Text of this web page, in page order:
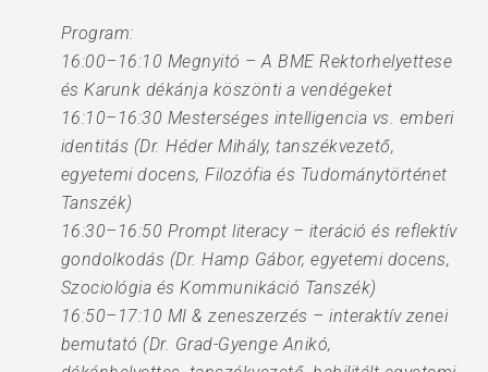
Program:
16:00–16:10 Megnyitó – A BME Rektorhelyettese
és Karunk dékánja köszönti a vendégeket
16:10–16:30 Mesterséges intelligencia vs. emberi
identitás (Dr. Héder Mihály, tanszékvezető,
egyetemi docens, Filozófia és Tudománytörténet
Tanszék)
16:30–16:50 Prompt literacy – iteráció és reflektív
gondolkodás (Dr. Hamp Gábor, egyetemi docens,
Szociológia és Kommunikáció Tanszék)
16:50–17:10 MI & zeneszerzés – interaktív zenei
bemutató (Dr. Grad-Gyenge Anikó,